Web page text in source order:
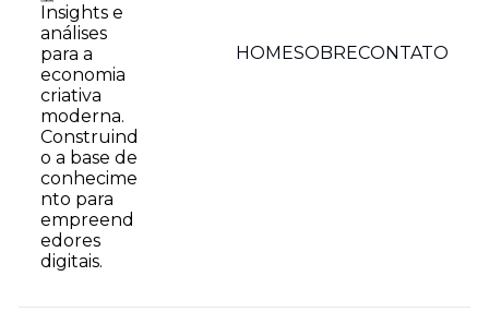
Insights e
análises
para a
economia
criativa
moderna.
Construind
o a base de
conhecime
nto para
empreend
edores
digitais.
HOMESOBRECONTATO